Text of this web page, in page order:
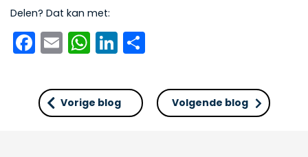
Delen? Dat kan met:
Facebook
EmailWhatsApp
LinkedIn
Vorige blog Volgende blog